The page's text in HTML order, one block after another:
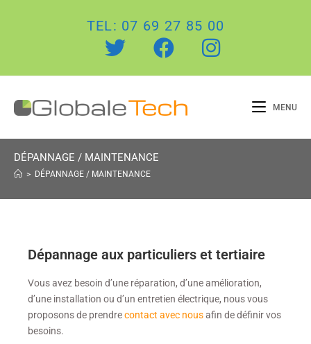
TEL: 07 69 27 85 00
MENU
DÉPANNAGE / MAINTENANCE
> DÉPANNAGE / MAINTENANCE
Dépannage aux particuliers et tertiaire
Vous avez besoin d’une réparation, d’une amélioration,
d’une installation ou d’un entretien électrique, nous vous
proposons de prendrecontact avec nousafin de définir vos
besoins.